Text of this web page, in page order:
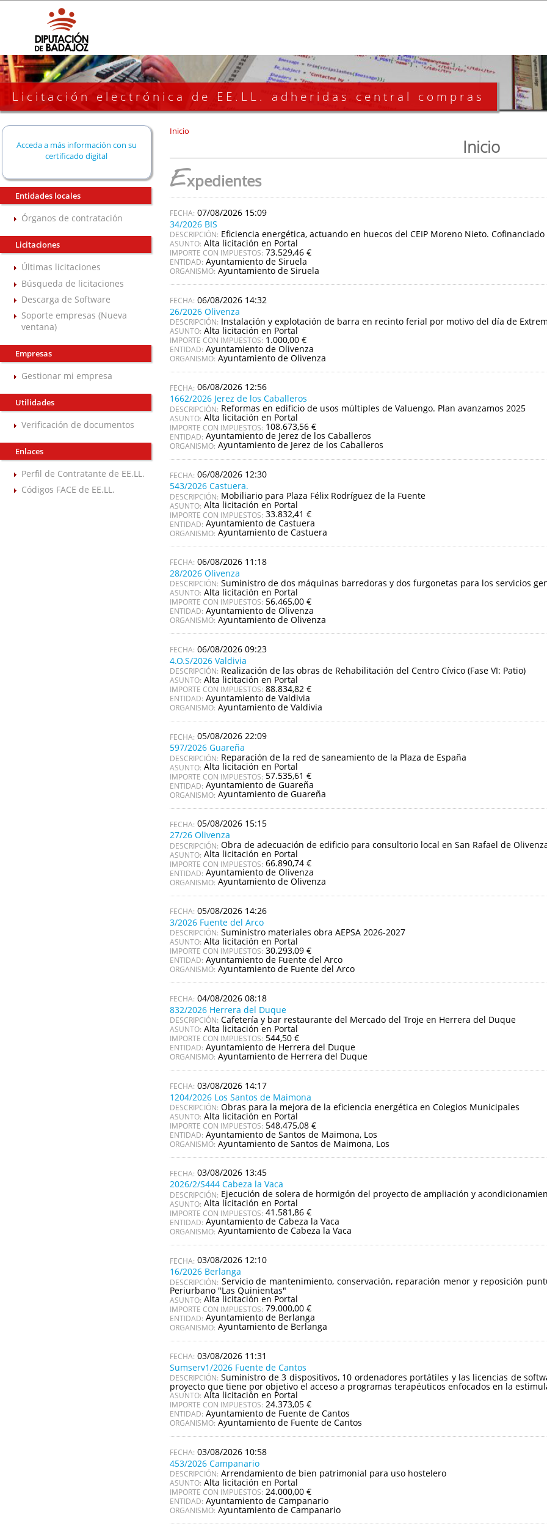
Licitación electrónica de EE.LL. adheridas central compras
Acceda a más información con su
certificado digital
Entidades locales
Órganos de contratación
Licitaciones
Últimas licitaciones
Búsqueda de licitaciones
Descarga de Software
Soporte empresas (Nueva
ventana)
Empresas
Gestionar mi empresa
Utilidades
Verificación de documentos
Enlaces
Perfil de Contratante de EE.LL.
Códigos FACE de EE.LL.
Inicio
Inicio
Expedientes
07/08/2026 15:09
34/2026 BIS
DESCRIPCIÓN: Eficiencia energética, actuando en huecos del CEIP Moreno Nieto. Cofinanciado
ASUNTO: Alta licitación en Portal
IMPORTE CON IMPUESTOS: 73.529,46 €
ENTIDAD: Ayuntamiento de Siruela
ORGANISMO: Ayuntamiento de Siruela
06/08/2026 14:32
26/2026 Olivenza
DESCRIPCIÓN: Instalación y explotación de barra en recinto ferial por motivo del día de
ASUNTO: Alta licitación en Portal
IMPORTE CON IMPUESTOS: 1.000,00 €
ENTIDAD: Ayuntamiento de Olivenza
ORGANISMO: Ayuntamiento de Olivenza
06/08/2026 12:56
1662/2026 Jerez de los Caballeros
DESCRIPCIÓN: Reformas en edificio de usos múltiples de Valuengo. Plan avanzamos 2025
ASUNTO: Alta licitación en Portal
IMPORTE CON IMPUESTOS: 108.673,56 €
ENTIDAD: Ayuntamiento de Jerez de los Caballeros
ORGANISMO: Ayuntamiento de Jerez de los Caballeros
06/08/2026 12:30
543/2026 Castuera.
DESCRIPCIÓN: Mobiliario para Plaza Félix Rodríguez de la Fuente
ASUNTO: Alta licitación en Portal
IMPORTE CON IMPUESTOS: 33.832,41 €
ENTIDAD: Ayuntamiento de Castuera
ORGANISMO: Ayuntamiento de Castuera
06/08/2026 11:18
28/2026 Olivenza
DESCRIPCIÓN: Suministro de dos máquinas barredoras y dos furgonetas para los servicios
ASUNTO: Alta licitación en Portal
IMPORTE CON IMPUESTOS: 56.465,00 €
ENTIDAD: Ayuntamiento de Olivenza
ORGANISMO: Ayuntamiento de Olivenza
06/08/2026 09:23
4.O.S/2026 Valdivia
DESCRIPCIÓN: Realización de las obras de Rehabilitación del Centro Cívico (Fase VI: Patio)
ASUNTO: Alta licitación en Portal
IMPORTE CON IMPUESTOS: 88.834,82 €
ENTIDAD: Ayuntamiento de Valdivia
ORGANISMO: Ayuntamiento de Valdivia
05/08/2026 22:09
597/2026 Guareña
DESCRIPCIÓN: Reparación de la red de saneamiento de la Plaza de España
ASUNTO: Alta licitación en Portal
IMPORTE CON IMPUESTOS: 57.535,61 €
ENTIDAD: Ayuntamiento de Guareña
ORGANISMO: Ayuntamiento de Guareña
05/08/2026 15:15
27/26 Olivenza
DESCRIPCIÓN: Obra de adecuación de edificio para consultorio local en San Rafael de
ASUNTO: Alta licitación en Portal
IMPORTE CON IMPUESTOS: 66.890,74 €
ENTIDAD: Ayuntamiento de Olivenza
ORGANISMO: Ayuntamiento de Olivenza
05/08/2026 14:26
3/2026 Fuente del Arco
DESCRIPCIÓN: Suministro materiales obra AEPSA 2026-2027
ASUNTO: Alta licitación en Portal
IMPORTE CON IMPUESTOS: 30.293,09 €
ENTIDAD: Ayuntamiento de Fuente del Arco
ORGANISMO: Ayuntamiento de Fuente del Arco
04/08/2026 08:18
832/2026 Herrera del Duque
DESCRIPCIÓN: Cafetería y bar restaurante del Mercado del Troje en Herrera del Duque
ASUNTO: Alta licitación en Portal
IMPORTE CON IMPUESTOS: 544,50 €
ENTIDAD: Ayuntamiento de Herrera del Duque
ORGANISMO: Ayuntamiento de Herrera del Duque
03/08/2026 14:17
1204/2026 Los Santos de Maimona
DESCRIPCIÓN: Obras para la mejora de la eficiencia energética en Colegios Municipales
ASUNTO: Alta licitación en Portal
IMPORTE CON IMPUESTOS: 548.475,08 €
ENTIDAD: Ayuntamiento de Santos de Maimona, Los
ORGANISMO: Ayuntamiento de Santos de Maimona, Los
03/08/2026 13:45
2026/2/S444 Cabeza la Vaca
DESCRIPCIÓN: Ejecución de solera de hormigón del proyecto de ampliación y
ASUNTO: Alta licitación en Portal
IMPORTE CON IMPUESTOS: 41.581,86 €
ENTIDAD: Ayuntamiento de Cabeza la Vaca
ORGANISMO: Ayuntamiento de Cabeza la Vaca
03/08/2026 12:10
16/2026 Berlanga
DESCRIPCIÓN: Servicio de mantenimiento, conservación, reparación menor y reposición
Periurbano "Las Quinientas"
ASUNTO: Alta licitación en Portal
IMPORTE CON IMPUESTOS: 79.000,00 €
ENTIDAD: Ayuntamiento de Berlanga
ORGANISMO: Ayuntamiento de Berlanga
03/08/2026 11:31
Sumserv1/2026 Fuente de Cantos
DESCRIPCIÓN: Suministro de 3 dispositivos, 10 ordenadores portátiles y las licencias de
proyecto que tiene por objetivo el acceso a programas terapéuticos enfocados en la
ASUNTO: Alta licitación en Portal
IMPORTE CON IMPUESTOS: 24.373,05 €
ENTIDAD: Ayuntamiento de Fuente de Cantos
ORGANISMO: Ayuntamiento de Fuente de Cantos
03/08/2026 10:58
453/2026 Campanario
DESCRIPCIÓN: Arrendamiento de bien patrimonial para uso hostelero
ASUNTO: Alta licitación en Portal
IMPORTE CON IMPUESTOS: 24.000,00 €
ENTIDAD: Ayuntamiento de Campanario
ORGANISMO: Ayuntamiento de Campanario